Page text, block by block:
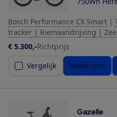
Bosch Performance CX Smart |
tracker | Riemaandrijving |
€ 5.300,-Richtprijs
Vergelijk
Bekijk snel
Gazelle